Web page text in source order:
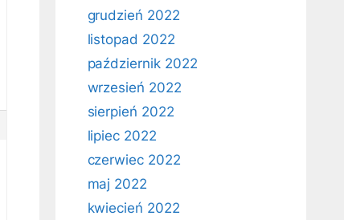
grudzień 2022
listopad 2022
październik 2022
wrzesień 2022
sierpień 2022
lipiec 2022
czerwiec 2022
maj 2022
kwiecień 2022